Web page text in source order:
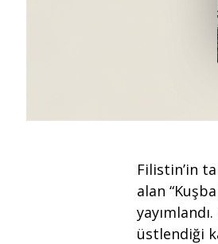
Filistin’in
alan
üstlendiği